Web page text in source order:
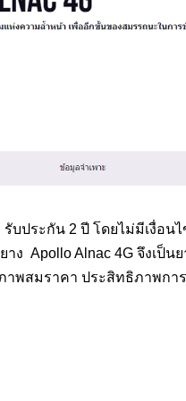
บประกัน 2 ปี โดยไม่มีเงื่อน
Apollo Alnac 4G จึงเป็น
พสมราคา ประสิทธิภาพการ